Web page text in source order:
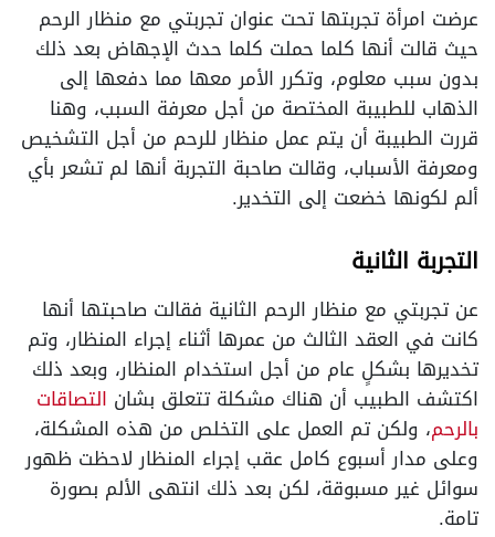
عرضت امرأة تجربتها تحت عنوان تجربتي مع منظار الرحم
حيث قالت أنها كلما حملت كلما حدث الإجهاض بعد ذلك
بدون سبب معلوم، وتكرر الأمر معها مما دفعها إلى
الذهاب للطبيبة المختصة من أجل معرفة السبب، وهنا
قررت الطبيبة أن يتم عمل منظار للرحم من أجل التشخيص
ومعرفة الأسباب، وقالت صاحبة التجربة أنها لم تشعر بأي
ألم لكونها خضعت إلى التخدير.
التجربة الثانية
عن تجربتي مع منظار الرحم الثانية فقالت صاحبتها أنها
كانت في العقد الثالث من عمرها أثناء إجراء المنظار، وتم
تخديرها بشكلٍ عام من أجل استخدام المنظار، وبعد ذلك
اكتشف الطبيب أن هناك مشكلة تتعلق بشان التصاقات
بالرحم، ولكن تم العمل على التخلص من هذه المشكلة،
وعلى مدار أسبوع كامل عقب إجراء المنظار لاحظت ظهور
سوائل غير مسبوقة، لكن بعد ذلك انتهى الألم بصورة
تامة.